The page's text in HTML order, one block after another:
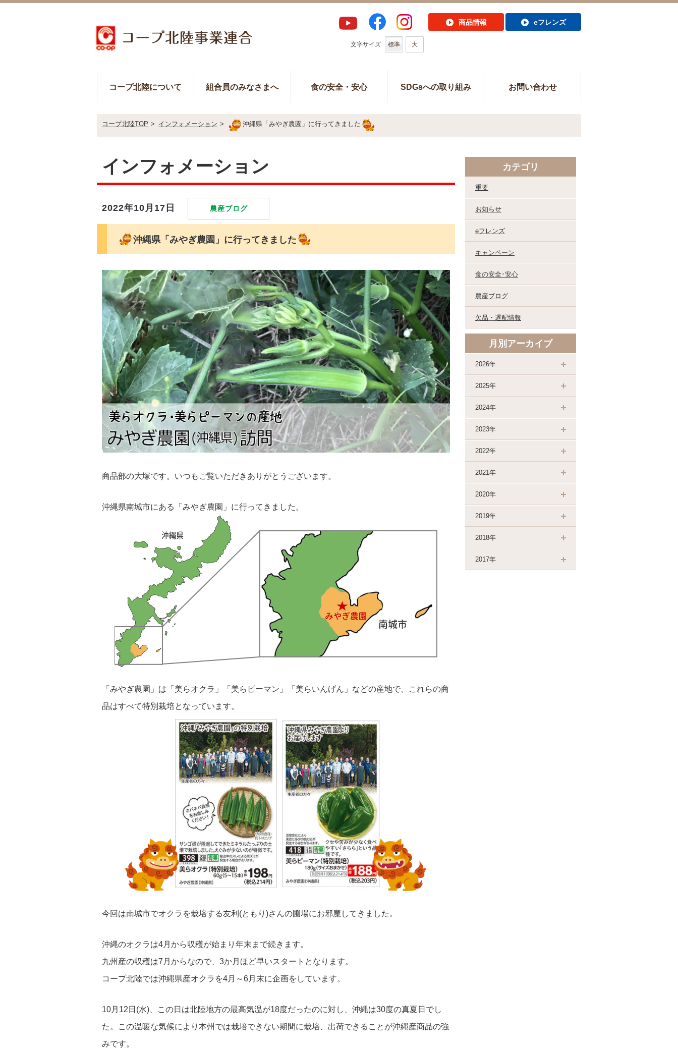
商品情報 eフレンズ
文字サイズ 標準 大
コープ北陸について 組合員のみなさまへ 食の安全・安心 SDGsへの取り組み お問い合わせ
コープ北陸TOP > インフォメーション > 沖縄県「みやぎ農園」に行ってきました
インフォメーション
2022年10月17日 農産ブログ
沖縄県「みやぎ農園」に行ってきました
商品部の大塚です。いつもご覧いただきありがとうございます。
沖縄県南城市にある「みやぎ農園」に行ってきました。
「みやぎ農園」は「美らオクラ」「美らピーマン」「美らいんげん」などの産地で、これらの商
品はすべて特別栽培となっています。
今回は南城市でオクラを栽培する友利(ともり)さんの圃場にお邪魔してきました。
沖縄のオクラは4月から収穫が始まり年末まで続きます。
九州産の収穫は7月からなので、3か月ほど早いスタートとなります。
コープ北陸では沖縄県産オクラを4月～6月末に企画をしています。
10月12日(水)、この日は北陸地方の最高気温が18度だったのに対し、沖縄は30度の真夏日でし
た。
この温暖な気候により本州では栽培できない期間に栽培、出荷できることが沖縄産商品の強
みです。
カテゴリ
重要
お知らせ
eフレンズ
キャンペーン
食の安全･安心
農産ブログ
欠品・遅配情報
月別アーカイブ
2026年
2025年
2024年
2023年
2022年
2021年
2020年
2019年
2018年
2017年